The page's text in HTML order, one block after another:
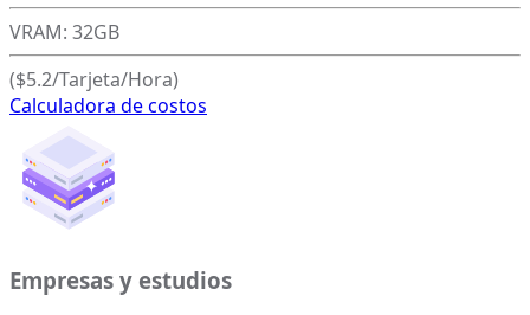
VRAM: 32GB
($5.2/Tarjeta/Hora)
Calculadora de costos
Empresas y estudios